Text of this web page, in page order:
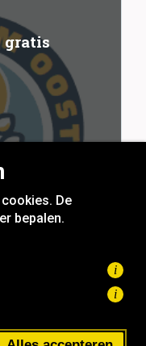
gratis
De
bepalen.
i
i